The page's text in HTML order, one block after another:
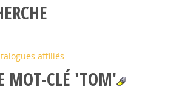
affiliés
MOT-CLÉ 'TOM'